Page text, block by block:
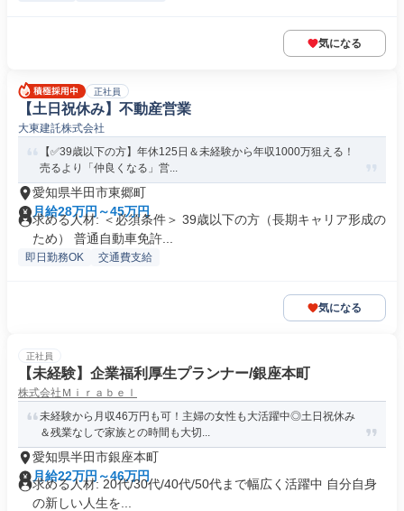
気になる
正社員
【土日祝休み】不動産営業
大東建託株式会社
【✅39歳以下の方】年休125日＆未経験から年収1000万狙える！
売るより「仲良くなる」営...
愛知県半田市東郷町
月給28万円～45万円
求める人材: ＜必須条件＞ 39歳以下の方（長期キャリア形成の
ため） 普通自動車免許...
即日勤務OK 交通費支給
気になる
正社員
【未経験】企業福利厚生プランナー/銀座本町
株式会社Ｍｉｒａｂｅｌ
未経験から月収46万円も可！主婦の女性も大活躍中◎土日祝休み
＆残業なしで家族との時間も大切...
愛知県半田市銀座本町
月給22万円～46万円
求める人材: 20代/30代/40代/50代まで幅広く活躍中 自分自身
の新しい人生を...